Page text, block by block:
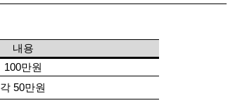
내용
100만원
각 50만원